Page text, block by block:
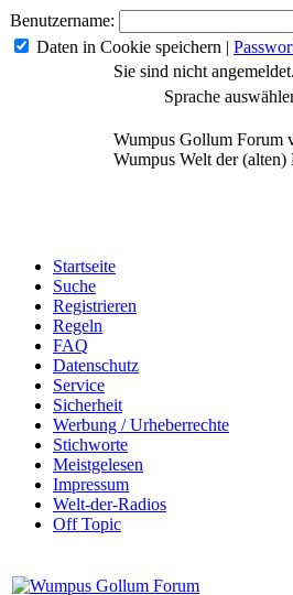
Benutzername:
Daten in Cookie speichern |
Sie sind nicht
Sprache
Wumpus Gollum Forum
Wumpus Welt der (alten)
Startseite
Suche
Registrieren
Regeln
FAQ
Datenschutz
Service
Sicherheit
Werbung / Urheberrechte
Stichworte
Meistgelesen
Impressum
Welt-der-Radios
Off Topic